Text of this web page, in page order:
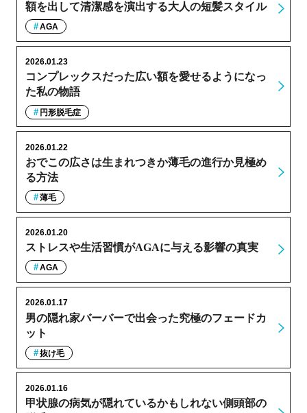
額を出して清潔感を演出する大人の短髪スタイル
AGA
コンプレックスだった広い額を愛せるようになっ
た私の物語
2026.01.23
円形脱毛症
おでこの広さは生まれつきか薄毛の進行か見極め
る方法
2026.01.22
薄毛
ストレスや生活習慣がAGAに与える影響の真実
2026.01.20
AGA
男の隠れ家バーバーで出会った究極のフェードカ
ット
2026.01.17
抜け毛
甲状腺の病気が隠れているかもしれない側頭部の
2026.01.16